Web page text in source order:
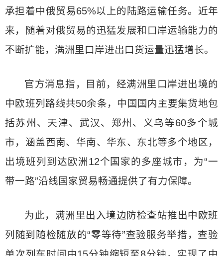
承担着中俄贸易65%以上的陆路运输任务。近年
来，随着对俄贸易的迅猛发展和口岸运输能力的
不断扩能，满洲里口岸进出口货运量迅猛增长。
官方消息指，目前，经满洲里口岸进出境的
中欧班列路线共50余条，中国国内主要集货地包
括苏州、天津、武汉、郑州、义乌等60多个城
市，涵盖西南、华南、华东、东北等多个地区，
出境班列到达欧洲12个国家的多座城市，为“一
带一路”沿线国家贸易畅通提供了有力保障。
为此，满洲里出入境边防检查站推出中欧班
列随到随检随放的“零等待”查验服务举措，查验